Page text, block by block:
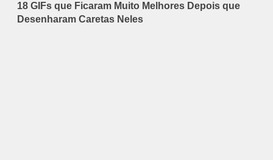
18 GIFs que Ficaram Muito Melhores Depois que
Desenharam Caretas Neles